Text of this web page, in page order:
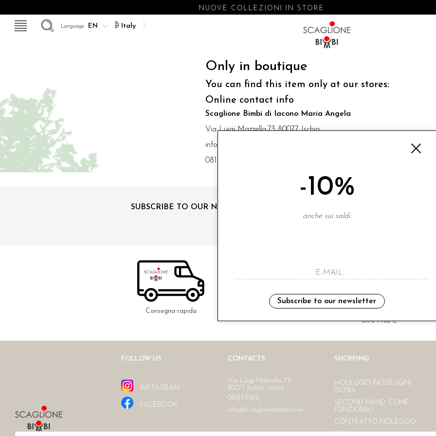
NUOVE COLLEZIONI IN STORE
Italy
Language
Only in boutique
You can find this item only at our stores:
Online contact info
Scaglione Bimbi di Iacono Maria Angela
Via Luigi Mazzella,73 80077 Ischia
info@scaglionebimbi.com
0813331162
SUBSCRIBE TO OUR NEWSLETTER
Consegna rapida
oltre i 150 €
FOLLOW US
INSTAGRAM
FACEBOOK
CONTACTS
Via Luigi Mazzella,73
80077 Ischia - Italia
0813331162
info@scaglionebimbi.com
SHOPPING
NOLEGGIO PASSEGGINI
ISCHIA
SECOND HAND. COME
FUNZIONA?
CONTRATTO NOLEGGIO
-10%
anche sui saldi.
Subscribe to our newsletter